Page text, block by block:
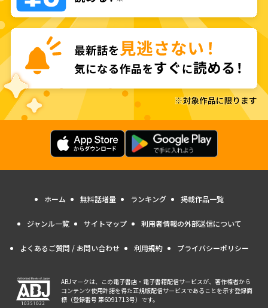
ホーム 無料話増量 ランキング 掲載作品一覧
ジャンル一覧 サイトマップ 利用者情報の外部送信について
よくあるご質問 / お問い合わせ 利用規約 プライバシーポリシー
ABJマークは、この電子書店・電子書籍配信サービスが、著作権者から
コンテンツ使用許諾を得た正規版配信サービスであることを示す登録商
標（登録番号 第6091713号）です。